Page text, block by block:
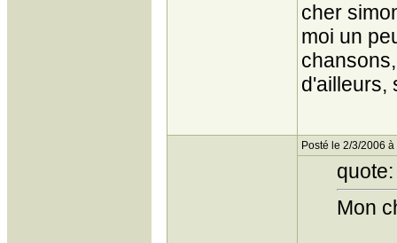
cher
moi un
d'ailleurs,
Posté le 2/3/2006
quote:
Mon